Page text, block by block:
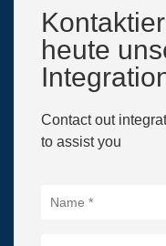
heute
Contact out
to assist you